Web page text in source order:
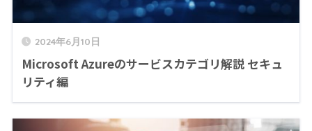
2024年6月10日
Microsoft Azureのサービスカテゴリ解説 セキュ
リティ編